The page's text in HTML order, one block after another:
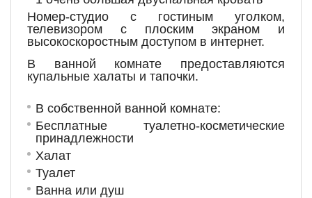
Номер-студио с гостиным уголком,
телевизором с плоским экраном и
высокоскоростным доступом в интернет.
В ванной комнате предоставляются
купальные халаты и тапочки.
В собственной ванной комнате:
Бесплатные туалетно-косметические
принадлежности
Халат
Туалет
Ванна или душ